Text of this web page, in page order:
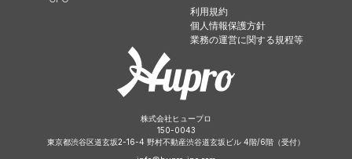
利用規約
個人情報保護方針
業務の運営に関する規程等
株式会社ヒュープロ
150-0043
東京都渋谷区道玄坂2-16-4 野村不動産渋谷道玄坂ビル 4階/6階（受付）